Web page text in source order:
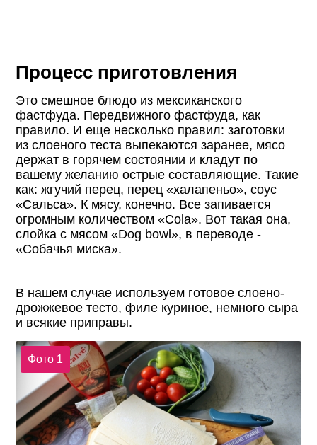
Процесс приготовления
Это смешное блюдо из мексиканского
фастфуда. Передвижного фастфуда, как
правило. И еще несколько правил: заготовки
из слоеного теста выпекаются заранее, мясо
держат в горячем состоянии и кладут по
вашему желанию острые составляющие. Такие
как: жгучий перец, перец «халапеньо», соус
«Сальса». К мясу, конечно. Все запивается
огромным количеством «Cola». Вот такая она,
слойка с мясом «Dog bowl», в переводе -
«Собачья миска».
В нашем случае используем готовое слоено-
дрожжевое тесто, филе куриное, немного сыра
и всякие приправы.
Фото 1